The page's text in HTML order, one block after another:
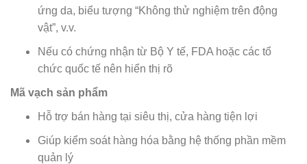
ứng da, biểu tượng “Không thử nghiệm trên động
vật”, v.v.
Nếu có chứng nhận từ Bộ Y tế, FDA hoặc các tổ
chức quốc tế nên hiển thị rõ
Mã vạch sản phẩm
Hỗ trợ bán hàng tại siêu thị, cửa hàng tiện lợi
Giúp kiểm soát hàng hóa bằng hệ thống phần mềm
quản lý